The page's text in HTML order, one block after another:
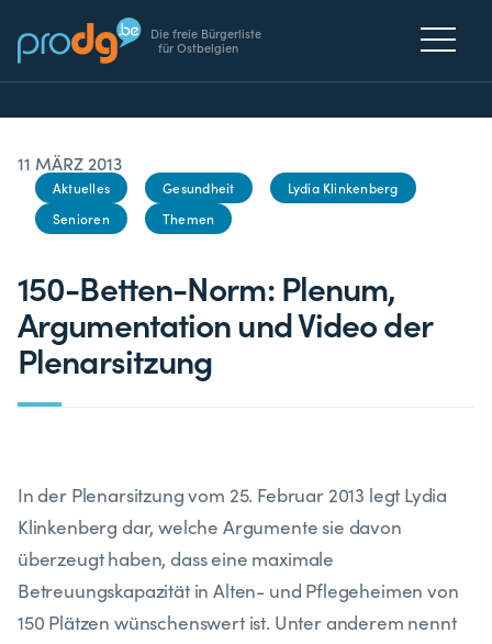
Die freie Bürgerliste
für Ostbelgien
11 MÄRZ 2013
Aktuelles Gesundheit
Lydia Klinkenberg
Senioren
Themen
150-Betten-Norm: Plenum,
Argumentation und Video der
Plenarsitzung
In der Plenarsitzung vom 25. Februar 2013 legt Lydia
Klinkenberg dar, welche Argumente sie davon
überzeugt haben, dass eine maximale
Betreuungskapazität in Alten- und Pflegeheimen von
150 Plätzen wünschenswert ist. Unter anderem nennt